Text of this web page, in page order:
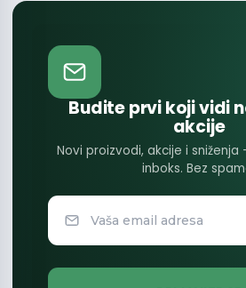
Budite prvi koji vidi
akcije
Novi proizvodi, akcije i
inboks. Bez